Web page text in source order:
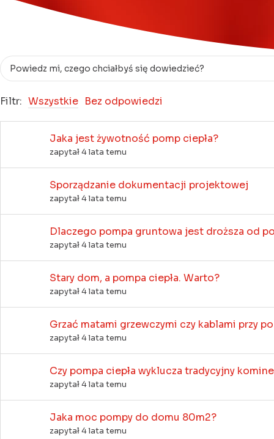
Filtr: Wszystkie Bez odpowiedzi
Jaka jest żywotność pomp ciepła?
zapytał 4 lata temu
Sporządzanie dokumentacji projektowej
zapytał 4 lata temu
Dlaczego pompa gruntowa jest droższa od
zapytał 4 lata temu
Stary dom, a pompa ciepła. Warto?
zapytał 4 lata temu
Grzać matami grzewczymi czy kablami przy
zapytał 4 lata temu
Czy pompa ciepła wyklucza tradycyjny
zapytał 4 lata temu
Jaka moc pompy do domu 80m2?
zapytał 4 lata temu